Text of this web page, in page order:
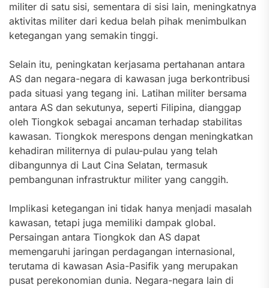
militer di satu sisi, sementara di sisi lain, meningkatnya
aktivitas militer dari kedua belah pihak menimbulkan
ketegangan yang semakin tinggi.
Selain itu, peningkatan kerjasama pertahanan antara
AS dan negara-negara di kawasan juga berkontribusi
pada situasi yang tegang ini. Latihan militer bersama
antara AS dan sekutunya, seperti Filipina, dianggap
oleh Tiongkok sebagai ancaman terhadap stabilitas
kawasan. Tiongkok merespons dengan meningkatkan
kehadiran militernya di pulau-pulau yang telah
dibangunnya di Laut Cina Selatan, termasuk
pembangunan infrastruktur militer yang canggih.
Implikasi ketegangan ini tidak hanya menjadi masalah
kawasan, tetapi juga memiliki dampak global.
Persaingan antara Tiongkok dan AS dapat
memengaruhi jaringan perdagangan internasional,
terutama di kawasan Asia-Pasifik yang merupakan
pusat perekonomian dunia. Negara-negara lain di